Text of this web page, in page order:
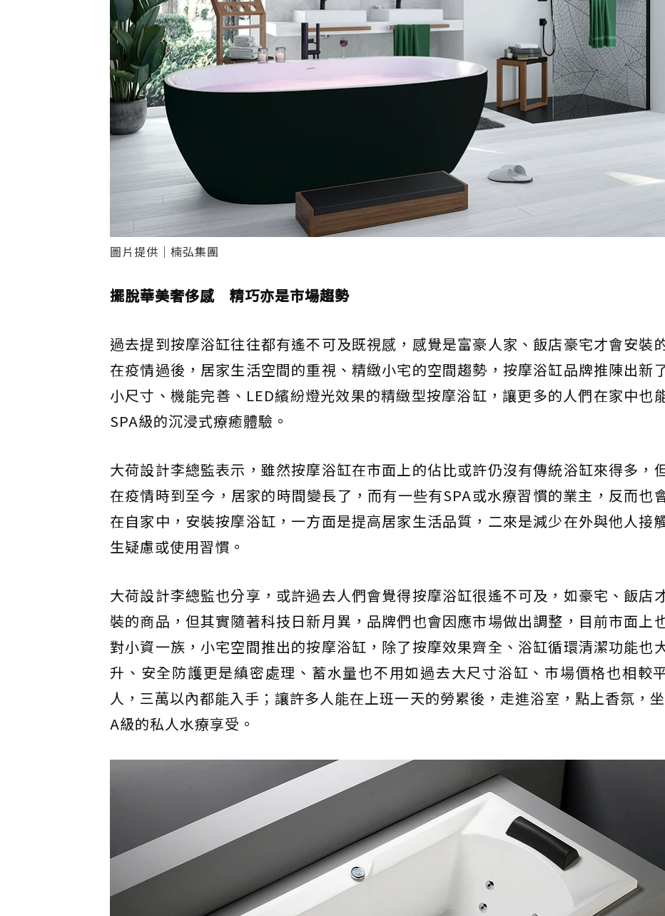
圖片提供｜楠弘集團
擺脫華美奢侈感 精巧亦是市場趨勢
過去提到按摩浴缸往往都有遙不可及既視感，感覺是富豪人家、飯店豪宅才會安裝
在疫情過後，居家生活空間的重視、精緻小宅的空間趨勢，按摩浴缸品牌推陳出新
小尺寸、機能完善、LED繽紛燈光效果的精緻型按摩浴缸，讓更多的人們在家中也
SPA級的沉浸式療癒體驗。
大荷設計李總監表示，雖然按摩浴缸在市面上的佔比或許仍沒有傳統浴缸來得多，
在疫情時到至今，居家的時間變長了，而有一些有SPA或水療習慣的業主，反而也
在自家中，安裝按摩浴缸，一方面是提高居家生活品質，二來是減少在外與他人接
生疑慮或使用習慣。
大荷設計李總監也分享，或許過去人們會覺得按摩浴缸很遙不可及，如豪宅、飯店
裝的商品，但其實隨著科技日新月異，品牌們也會因應市場做出調整，目前市面上
對小資一族，小宅空間推出的按摩浴缸，除了按摩效果齊全、浴缸循環清潔功能也
升、安全防護更是縝密處理、蓄水量也不用如過去大尺寸浴缸、市場價格也相較
人，三萬以內都能入手；讓許多人能在上班一天的勞累後，走進浴室，點上香氛，
A級的私人水療享受。